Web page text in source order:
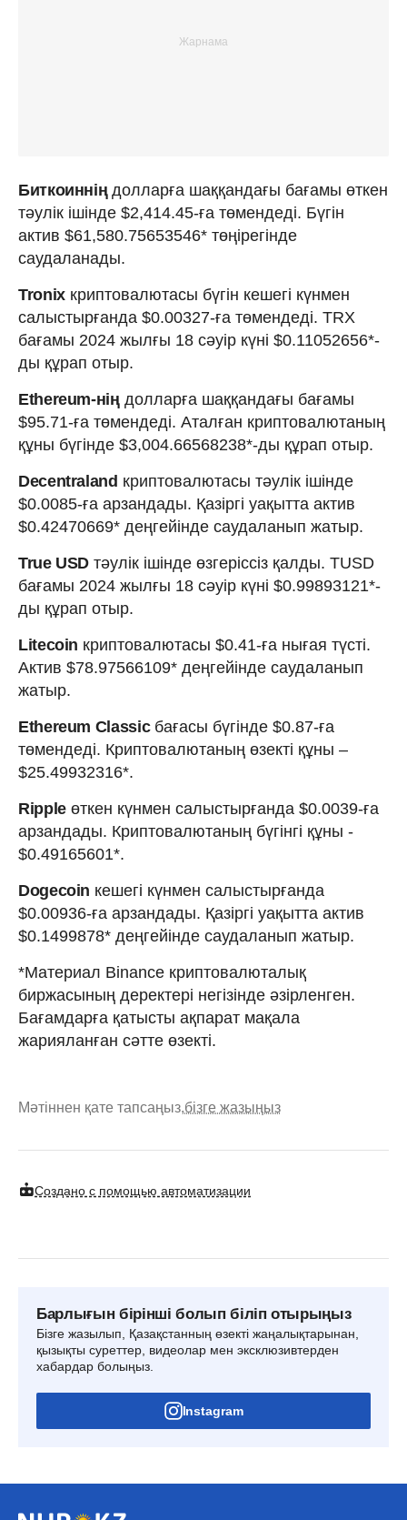
Биткоинніңдолларға шаққандағы бағамы өткен
тәулік ішінде $2,414.45-ға төмендеді. Бүгін
актив $61,580.75653546* төңірегінде
саудаланады.
Tronixкриптовалютасы бүгін кешегі күнмен
салыстырғанда $0.00327-ға төмендеді. TRX
бағамы 2024 жылғы 18 сәуір күні $0.11052656*-
ды құрап отыр.
Ethereum-ніңдолларға шаққандағы бағамы
$95.71-ға төмендеді. Аталған криптовалютаның
құны бүгінде $3,004.66568238*-ды құрап отыр.
Decentraland криптовалютасы тәулік ішінде
$0.0085-ға арзандады. Қазіргі уақытта актив
$0.42470669* деңгейінде саудаланып жатыр.
True USD тәулік ішінде өзгеріссіз қалды. TUSD
бағамы 2024 жылғы 18 сәуір күні $0.99893121*-
ды құрап отыр.
Litecoin криптовалютасы $0.41-ға нығая түсті.
Актив $78.97566109* деңгейінде саудаланып
жатыр.
Ethereum Classicбағасы бүгінде $0.87-ға
төмендеді. Криптовалютаның өзекті құны –
$25.49932316*.
Rippleөткен күнмен салыстырғанда $0.0039-ға
арзандады. Криптовалютаның бүгінгі құны -
$0.49165601*.
Dogecoin кешегі күнмен салыстырғанда
$0.00936-ға арзандады. Қазіргі уақытта актив
$0.1499878* деңгейінде саудаланып жатыр.
*Материал Binance криптовалюталық
биржасының деректері негізінде әзірленген.
Бағамдарға қатысты ақпарат мақала
жарияланған сәтте өзекті.
Мәтіннен қате тапсаңыз,бізге жазыңыз
Создано с помощью автоматизации
Барлығын бірінші болып біліп отырыңыз
Бізге жазылып, Қазақстанның өзекті жаңалықтарынан,
қызықты суреттер, видеолар мен эксклюзивтерден
хабардар болыңыз.
Instagram